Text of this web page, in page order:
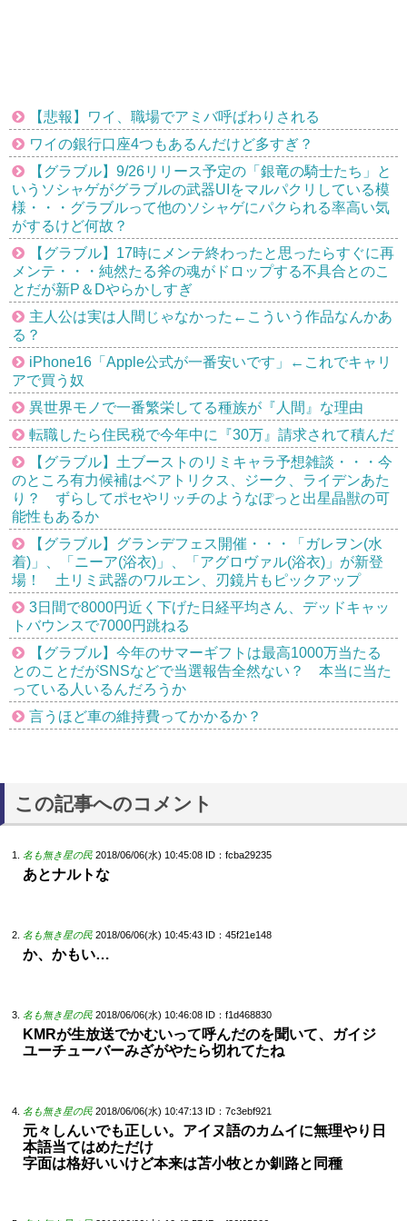
【悲報】ワイ、職場でアミバ呼ばわりされる
ワイの銀行口座4つもあるんだけど多すぎ？
【グラブル】9/26リリース予定の「銀竜の騎士たち」と
いうソシャゲがグラブルの武器UIをマルパクリしている模
様・・・グラブルって他のソシャゲにパクられる率高い気
がするけど何故？
【グラブル】17時にメンテ終わったと思ったらすぐに再
メンテ・・・純然たる斧の魂がドロップする不具合とのこ
とだが新P＆Dやらかしすぎ
主人公は実は人間じゃなかった←こういう作品なんかあ
る？
iPhone16「Apple公式が一番安いです」←これでキャリ
アで買う奴
異世界モノで一番繁栄してる種族が『人間』な理由
転職したら住民税で今年中に『30万』請求されて積んだ
【グラブル】土ブーストのリミキャラ予想雑談・・・今
のところ有力候補はベアトリクス、ジーク、ライデンあた
り？ ずらしてポセやリッチのようなぽっと出星晶獣の可
能性もあるか
【グラブル】グランデフェス開催・・・「ガレヲン(水
着)」、「ニーア(浴衣)」、「アグロヴァル(浴衣)」が新登
場！ 土リミ武器のワルエン、刃鏡片もピックアップ
3日間で8000円近く下げた日経平均さん、デッドキャッ
トバウンスで7000円跳ねる
【グラブル】今年のサマーギフトは最高1000万当たる
とのことだがSNSなどで当選報告全然ない？ 本当に当た
っている人いるんだろうか
言うほど車の維持費ってかかるか？
この記事へのコメント
名も無き星の民 2018/06/06(水) 10:45:08 ID：fcba29235
あとナルトな
名も無き星の民 2018/06/06(水) 10:45:43 ID：45f21e148
か、かもい…
名も無き星の民 2018/06/06(水) 10:46:08 ID：f1d468830
KMRが生放送でかむいって呼んだのを聞いて、ガイジ
ユーチューバーみざがやたら切れてたね
名も無き星の民 2018/06/06(水) 10:47:13 ID：7c3ebf921
元々しんいでも正しい。アイヌ語のカムイに無理やり日
本語当てはめただけ
字面は格好いいけど本来は苫小牧とか釧路と同種